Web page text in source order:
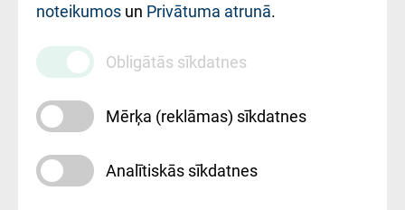
010000234
Maksas
pakalpojumu
cenrādis
noteikumos un Privātuma atrunā.
Obligātās sīkdatnes
Mērķa (reklāmas) sīkdatnes
Analītiskās sīkdatnes